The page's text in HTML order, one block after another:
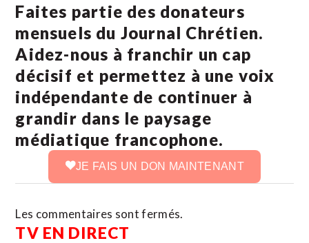
Faites partie des donateurs
mensuels du Journal Chrétien.
Aidez-nous à franchir un cap
décisif et permettez à une voix
indépendante de continuer à
grandir dans le paysage
médiatique francophone.
JE FAIS UN DON MAINTENANT
Les commentaires sont fermés.
TV EN DIRECT